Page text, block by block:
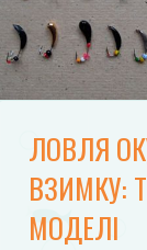
ЛОВЛЯ
ВЗИМКУ:
МОДЕЛІ